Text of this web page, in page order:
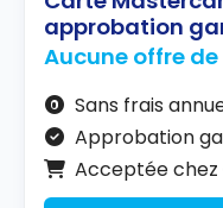
approbation
Aucune offre
Sans frais
Approbation
Acceptée chez